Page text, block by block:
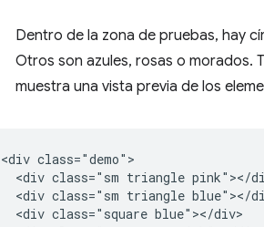
Dentro de la zona de pruebas, hay
Otros son azules, rosas o morados.
muestra una vista previa de los
<div class="demo">
<div class="sm triangle pink"></
<div class="sm triangle blue"></
  <div class="square blue"></div>